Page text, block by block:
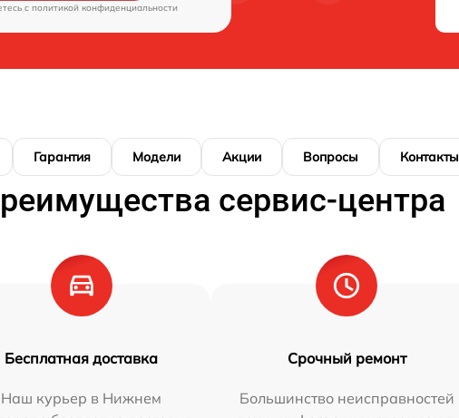
c политикой конфиденциальности
Гарантия Модели Акции Вопросы Контакты
сервис-центра
Бесплатная доставка
Наш курьер в Нижнем
Срочный ремонт
Большинство неисправностей